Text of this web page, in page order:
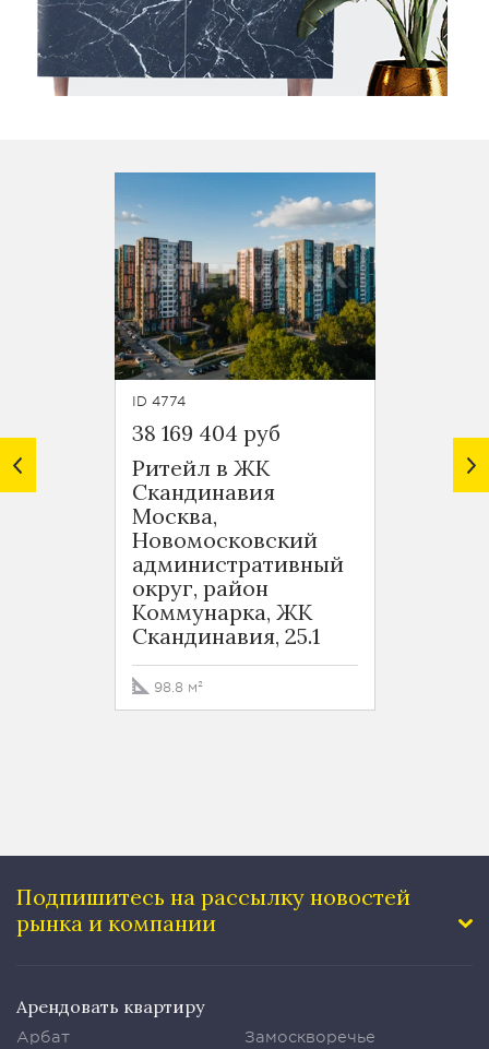
ID 4774
38 169 404 руб
Ритейл в ЖК
Скандинавия
Москва,
Новомосковский
административный
округ, район
Коммунарка, ЖК
Скандинавия, 25.1
98.8 м²
31
Подпишитесь на рассылку новостей
рынка и компании
Арендовать квартиру
Арбат
Замоскворечье